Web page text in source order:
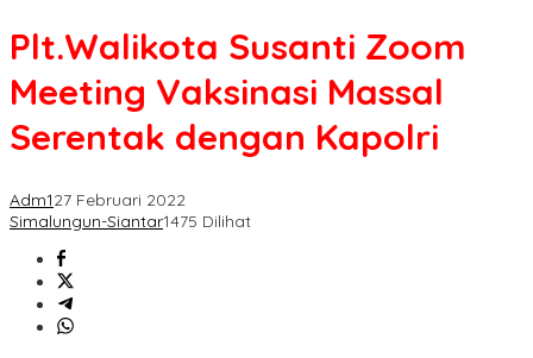
Plt.Walikota Susanti Zoom
Meeting Vaksinasi Massal
Serentak dengan Kapolri
Adm127 Februari 2022
Simalungun-Siantar1475 Dilihat